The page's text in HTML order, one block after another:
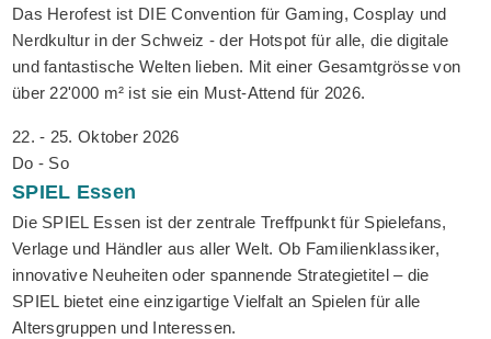
Das Herofest ist DIE Convention für Gaming, Cosplay und
Nerdkultur in der Schweiz - der Hotspot für alle, die digitale
und fantastische Welten lieben. Mit einer Gesamtgrösse von
über 22'000 m² ist sie ein Must-Attend für 2026.
22. - 25. Oktober 2026
Do - So
SPIEL Essen
Die SPIEL Essen ist der zentrale Treffpunkt für Spielefans,
Verlage und Händler aus aller Welt. Ob Familienklassiker,
innovative Neuheiten oder spannende Strategietitel – die
SPIEL bietet eine einzigartige Vielfalt an Spielen für alle
Altersgruppen und Interessen.